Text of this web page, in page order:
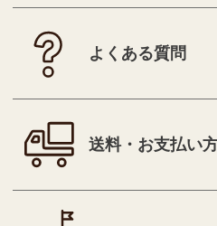
よくある質問
送料・お支払い